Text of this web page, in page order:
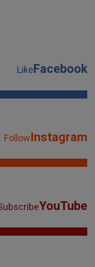
LikeFacebook
FollowInstagram
YouTube